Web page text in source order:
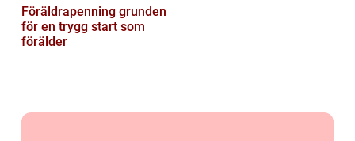
Föräldrapenning grunden
för en trygg start som
förälder